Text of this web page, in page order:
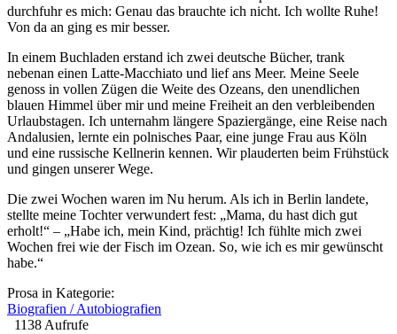
durchfuhr es mich: Genau das brauchte ich nicht. Ich wollte Ruhe!
Von da an ging es mir besser.
In einem Buchladen erstand ich zwei deutsche Bücher, trank
nebenan einen Latte-Macchiato und lief ans Meer. Meine Seele
genoss in vollen Zügen die Weite des Ozeans, den unendlichen
blauen Himmel über mir und meine Freiheit an den verbleibenden
Urlaubstagen. Ich unternahm längere Spaziergänge, eine Reise nach
Andalusien, lernte ein polnisches Paar, eine junge Frau aus Köln
und eine russische Kellnerin kennen. Wir plauderten beim Frühstück
und gingen unserer Wege.
Die zwei Wochen waren im Nu herum. Als ich in Berlin landete,
stellte meine Tochter verwundert fest: „Mama, du hast dich gut
erholt!“ – „Habe ich, mein Kind, prächtig! Ich fühlte mich zwei
Wochen frei wie der Fisch im Ozean. So, wie ich es mir gewünscht
habe.“
Prosa in Kategorie:
Biografien / Autobiografien
1138 Aufrufe